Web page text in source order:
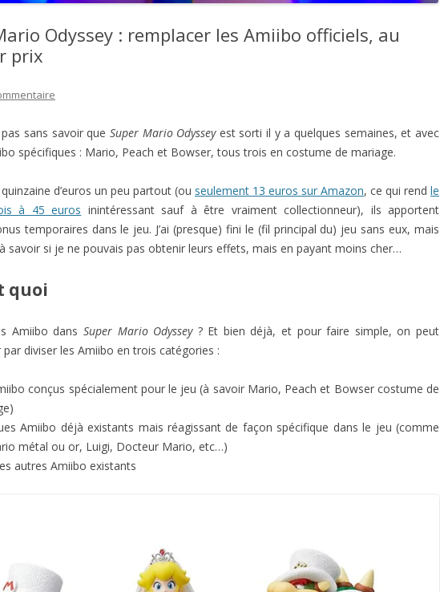
Odyssey : remplacer les Amiibo officiels, au
prix
pas sans savoir que Super Mario Odysseyest sorti il y a quelques semaines, et avec
spécifiques : Mario, Peach et Bowser, tous trois en costume de mariage.
d’euros un peu partout (ou seulement 13 euros sur Amazon, ce qui rend le
à 45 euros inintéressant sauf à être vraiment collectionneur), ils apportent
temporaires dans le jeu. J’ai (presque) fini le (fil principal du) jeu sans eux, mais
à savoir si je ne pouvais pas obtenir leurs effets, mais en payant moins cher…
quoi
Amiibo dans Super Mario Odyssey? Et bien déjà, et pour faire simple, on peut
diviser les Amiibo en trois catégories :
conçus spécialement pour le jeu (à savoir Mario, Peach et Bowser costume de
Amiibo déjà existants mais réagissant de façon spécifique dans le jeu (comme
métal ou or, Luigi, Docteur Mario, etc…)
autres Amiibo existants